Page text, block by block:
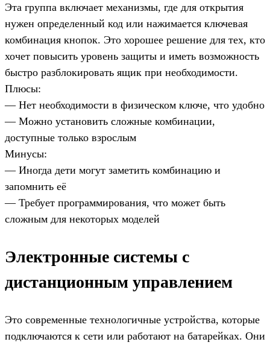
Эта группа включает механизмы, где для открытия
нужен определенный код или нажимается ключевая
комбинация кнопок. Это хорошее решение для тех, кто
хочет повысить уровень защиты и иметь возможность
быстро разблокировать ящик при необходимости.
Плюсы:
— Нет необходимости в физическом ключе, что удобно
— Можно установить сложные комбинации,
доступные только взрослым
Минусы:
— Иногда дети могут заметить комбинацию и
запомнить её
— Требует программирования, что может быть
сложным для некоторых моделей
Электронные системы с
дистанционным управлением
Это современные технологичные устройства, которые
подключаются к сети или работают на батарейках. Они